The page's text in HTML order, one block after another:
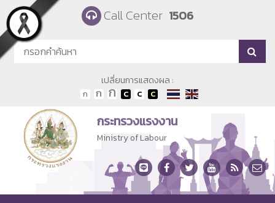
Skip to main content Call Center 1506
เปลี่ยนการแสดงผล :
กระทรวงแรงงาน
Ministry of Labour